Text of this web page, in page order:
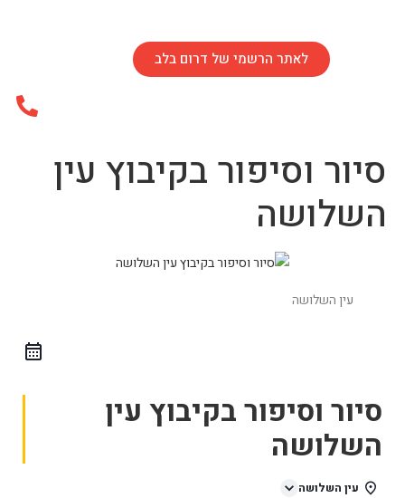
לאתר הרשמי של דרום בלב
סיור וסיפור בקיבוץ עין
השלושה
עין השלושה
סיור וסיפור בקיבוץ עין
השלושה
עין השלושה